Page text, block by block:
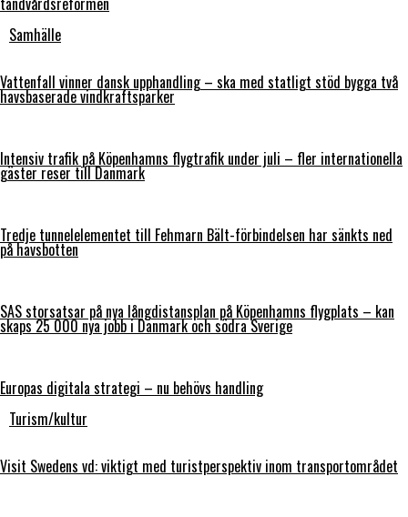
Samhälle
Vattenfall vinner dansk upphandling – ska med statligt stöd bygga två
havsbaserade vindkraftsparker
Intensiv trafik på Köpenhamns flygtrafik under juli – fler internationella
gäster reser till Danmark
Tredje tunnelelementet till Fehmarn Bält-förbindelsen har sänkts ned
på havsbotten
SAS storsatsar på nya långdistansplan på Köpenhamns flygplats – kan
skaps 25 000 nya jobb i Danmark och södra Sverige
Europas digitala strategi – nu behövs handling
Turism/kultur
Visit Swedens vd: viktigt med turistperspektiv inom transportområdet